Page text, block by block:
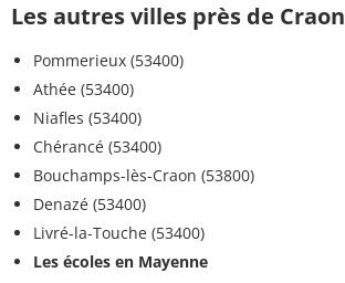
Les autres villes près de Craon
Pommerieux (53400)
Athée (53400)
Niafles (53400)
Chérancé (53400)
Bouchamps-lès-Craon (53800)
Denazé (53400)
Livré-la-Touche (53400)
Les écoles en Mayenne